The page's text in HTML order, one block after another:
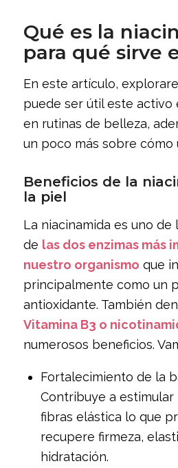
Qué es la
para qué sirve
En este artículo,
puede ser útil este activo
en rutinas de belleza,
un poco más sobre cómo
Beneficios de la
la piel
La niacinamida es uno
de las dos enzimas más
nuestro organismo que
principalmente como un
antioxidante. También
Vitamina B3 o
numerosos beneficios.
Fortalecimiento de la
Contribuye a estimular
fibras elástica lo que
recupere firmeza,
hidratación.